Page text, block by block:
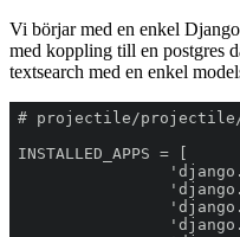
Vi börjar med en enkel
med koppling till en postgres
textsearch med en enkel